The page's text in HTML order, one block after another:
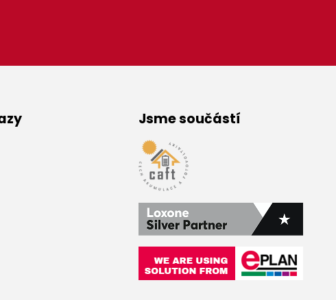
Jsme součástí